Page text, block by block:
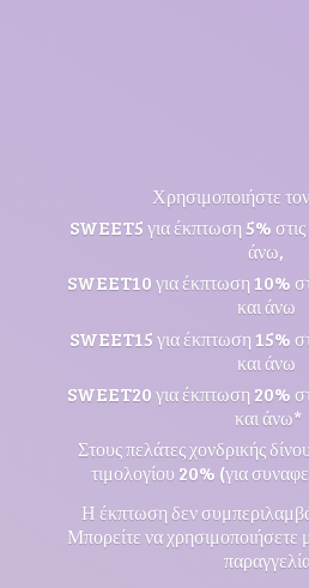
Χρησιμοποιήστε
SWEET5 για έκπτωση 5% στις
άνω,
SWEET10 για έκπτωση 10%
και άνω
SWEET15 για έκπτωση 15%
και άνω
SWEET20 για έκπτωση 20%
και άνω*
Στους πελάτες χονδρικής
τιμολογίου 20% (για
Η έκπτωση δεν
Μπορείτε να χρησιμοποιήσετε